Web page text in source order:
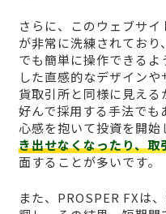
さらに、このウェブサ
が非常に洗練されてお
でも簡単に操作できるよ
した直感的なデザイン
貨取引所と同様に見え
好んで採用する手法で
心感を抱いて投資を開
き出せなくなったり、取
面することが多いです。
また、PROSPER FXは